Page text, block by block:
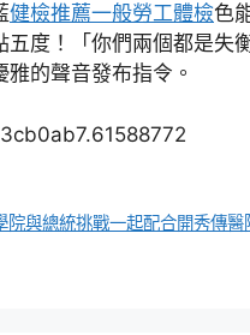
健檢推薦一般勞工體檢色
度！「你們兩個都是失
的聲音發布指令。
與總統挑戰一起配合開秀傳